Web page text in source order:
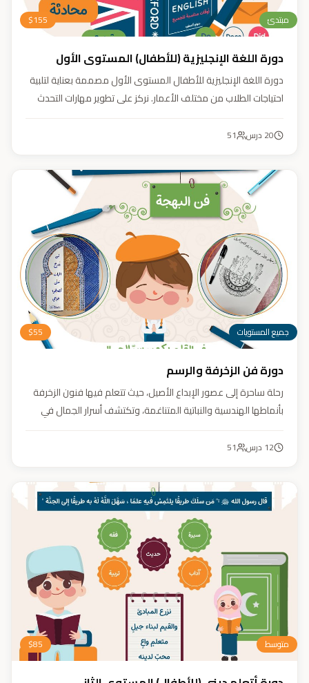
مبتدئ $155
دورة اللغة الإنجليزية (للأطفال) المستوى الأول
دورة اللغة الإنجليزية للأطفال المستوى الأول مصممة بعناية لتلبية
احتياجات الطلاب من مختلف الأعمار. نركز على تطوير مهارات التحدث
تفاعلية وأسلوب تعليمي ممتع وفعّال.
20 درس 51
جميع المستويات $55
دورة فن الزخرفة والرسم
رحلة ساحرة إلى عصور الإبداع الأصيل، حيث تتعلم فيها فنون الزخرفة
بأنماطها الهندسية والنباتية المتناغمة، وتكتشف أسرار الجمال في
الأنظار برقيّها وتوازنها، لتبدع أعمالًا فنية تعكس عبق التراث وسحر
12 درس 51
متوسط $85